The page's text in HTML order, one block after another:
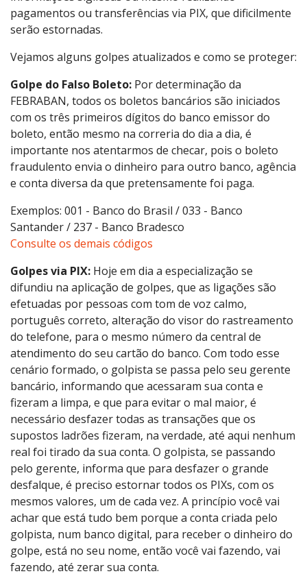
pagamentos ou transferências via PIX, que dificilmente
serão estornadas.
Vejamos alguns golpes atualizados e como se proteger:
Golpe do Falso Boleto: Por determinação da
FEBRABAN, todos os boletos bancários são iniciados
com os três primeiros dígitos do banco emissor do
boleto, então mesmo na correria do dia a dia, é
importante nos atentarmos de checar, pois o boleto
fraudulento envia o dinheiro para outro banco, agência
e conta diversa da que pretensamente foi paga.
Exemplos: 001 - Banco do Brasil / 033 - Banco
Santander / 237 - Banco Bradesco
Consulte os demais códigos
Golpes via PIX: Hoje em dia a especialização se
difundiu na aplicação de golpes, que as ligações são
efetuadas por pessoas com tom de voz calmo,
português correto, alteração do visor do rastreamento
do telefone, para o mesmo número da central de
atendimento do seu cartão do banco. Com todo esse
cenário formado, o golpista se passa pelo seu gerente
bancário, informando que acessaram sua conta e
fizeram a limpa, e que para evitar o mal maior, é
necessário desfazer todas as transações que os
supostos ladrões fizeram, na verdade, até aqui nenhum
real foi tirado da sua conta. O golpista, se passando
pelo gerente, informa que para desfazer o grande
desfalque, é preciso estornar todos os PIXs, com os
mesmos valores, um de cada vez. A princípio você vai
achar que está tudo bem porque a conta criada pelo
golpista, num banco digital, para receber o dinheiro do
golpe, está no seu nome, então você vai fazendo, vai
fazendo, até zerar sua conta.